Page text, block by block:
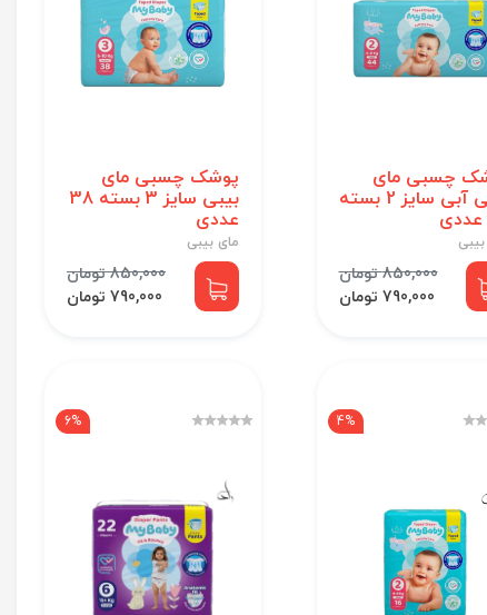
چسبی مای
بیبی آبی سایز 2 بسته
850,000 تومان
790,000 تومان
پوشک چسبی مای
بیبی سایز 3 بسته 38
عددی
مای بیبی
850,000 تومان
790,000 تومان
4%
6%